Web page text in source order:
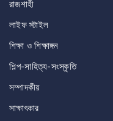
রাজশাহী
লাইফ স্টাইল
শিক্ষা ও শিক্ষাঙ্গন
শিল্প-সাহিত্য-সংস্কৃতি
সম্পাদকীয়
সাক্ষাৎকার